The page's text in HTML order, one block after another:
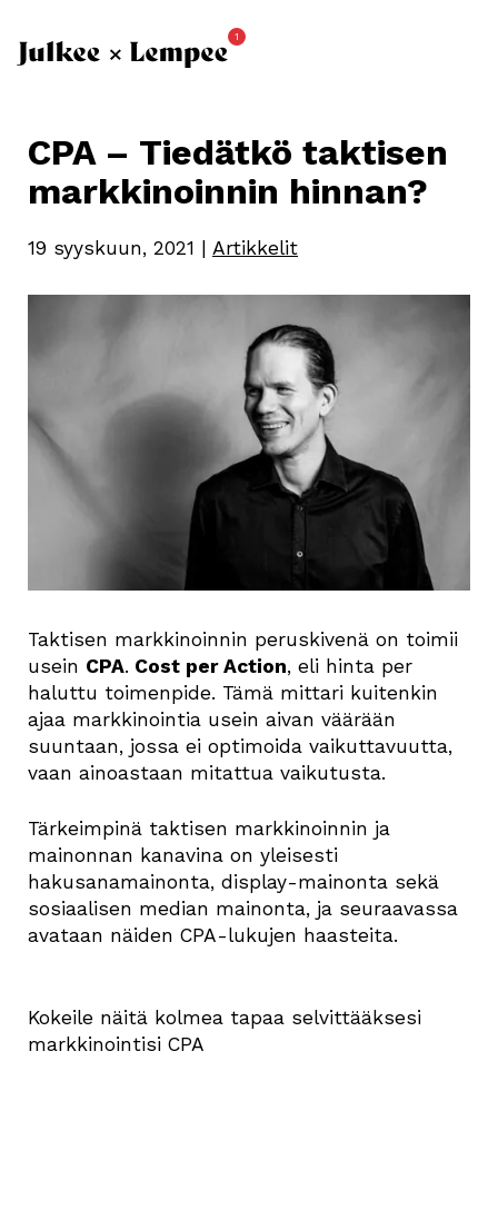
1
CPA – Tiedätkö taktisen
markkinoinnin hinnan?
19 syyskuun, 2021 Artikkelit
Taktisen markkinoinnin peruskivenä on toimii
usein CPA. Cost per Action, eli hinta per
haluttu toimenpide. Tämä mittari kuitenkin
ajaa markkinointia usein aivan väärään
suuntaan, jossa ei optimoida vaikuttavuutta,
vaan ainoastaan mitattua vaikutusta.
Tärkeimpinä taktisen markkinoinnin ja
mainonnan kanavina on yleisesti
hakusanamainonta, display-mainonta sekä
sosiaalisen median mainonta, ja seuraavassa
avataan näiden CPA-lukujen haasteita.
Kokeile näitä kolmea tapaa selvittääksesi
markkinointisi CPA